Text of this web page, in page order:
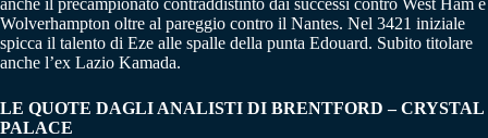
Wolverhampton oltre al pareggio contro il Nantes. Nel 3421 iniziale
spicca il talento di Eze alle spalle della punta Edouard. Subito titolare
anche l’ex Lazio Kamada.
LE QUOTE DAGLI ANALISTI DI BRENTFORD – CRYSTAL
PALACE